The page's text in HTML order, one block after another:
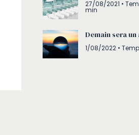
27/08/2021 •
min
Demain sera
1/08/2022 •